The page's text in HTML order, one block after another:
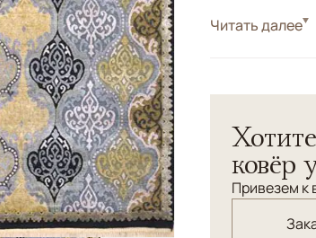
Стиль
фоновая
Читать далее
ковёр
Привезем к